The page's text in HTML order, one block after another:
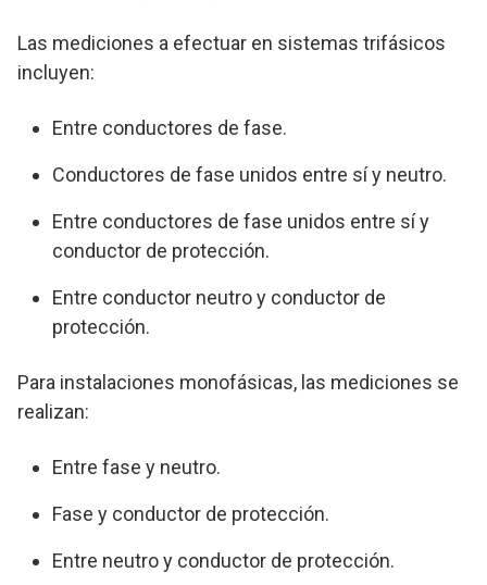
Las mediciones a efectuar en sistemas trifásicos
incluyen:
Entre conductores de fase.
Conductores de fase unidos entre sí y neutro.
Entre conductores de fase unidos entre sí y
conductor de protección.
Entre conductor neutro y conductor de
protección.
Para instalaciones monofásicas, las mediciones se
realizan:
Entre fase y neutro.
Fase y conductor de protección.
Entre neutro y conductor de protección.